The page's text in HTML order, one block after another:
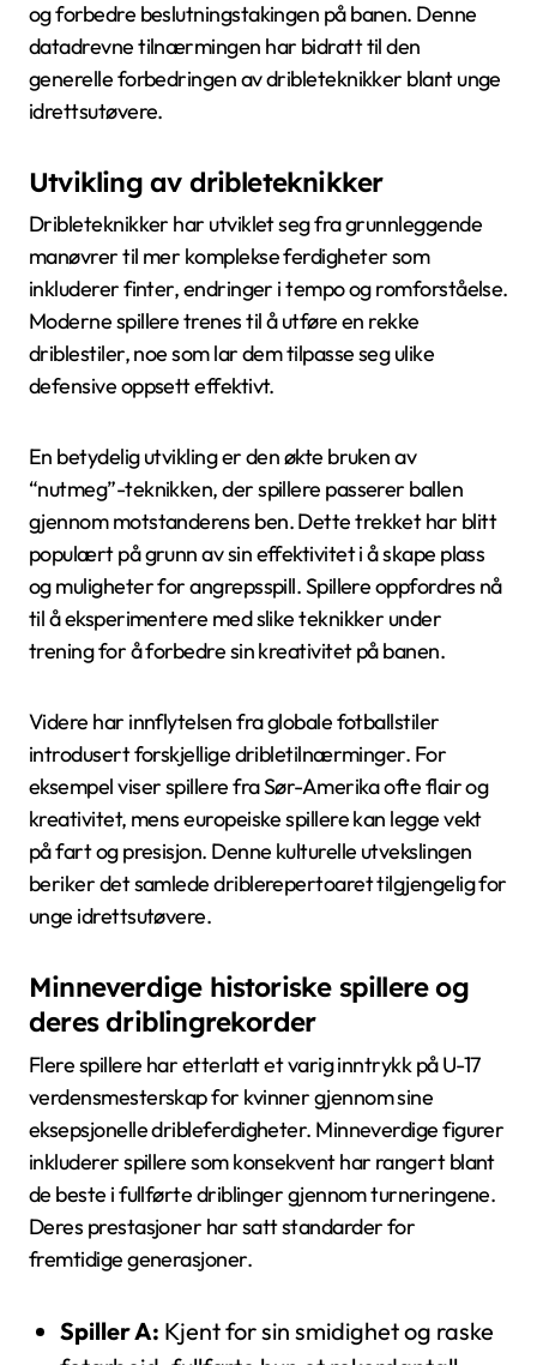
og forbedre beslutningstakingen på banen. Denne
datadrevne tilnærmingen har bidratt til den
generelle forbedringen av dribleteknikker blant unge
idrettsutøvere.
Utvikling av dribleteknikker
Dribleteknikker har utviklet seg fra grunnleggende
manøvrer til mer komplekse ferdigheter som
inkluderer finter, endringer i tempo og romforståelse.
Moderne spillere trenes til å utføre en rekke
driblestiler, noe som lar dem tilpasse seg ulike
defensive oppsett effektivt.
En betydelig utvikling er den økte bruken av
“nutmeg”-teknikken, der spillere passerer ballen
gjennom motstanderens ben. Dette trekket har blitt
populært på grunn av sin effektivitet i å skape plass
og muligheter for angrepsspill. Spillere oppfordres nå
til å eksperimentere med slike teknikker under
trening for å forbedre sin kreativitet på banen.
Videre har innflytelsen fra globale fotballstiler
introdusert forskjellige dribletilnærminger. For
eksempel viser spillere fra Sør-Amerika ofte flair og
kreativitet, mens europeiske spillere kan legge vekt
på fart og presisjon. Denne kulturelle utvekslingen
beriker det samlede driblerepertoaret tilgjengelig for
unge idrettsutøvere.
Minneverdige historiske spillere og
deres driblingrekorder
Flere spillere har etterlatt et varig inntrykk på U-17
verdensmesterskap for kvinner gjennom sine
eksepsjonelle dribleferdigheter. Minneverdige figurer
inkluderer spillere som konsekvent har rangert blant
de beste i fullførte driblinger gjennom turneringene.
Deres prestasjoner har satt standarder for
fremtidige generasjoner.
Spiller A: Kjent for sin smidighet og raske